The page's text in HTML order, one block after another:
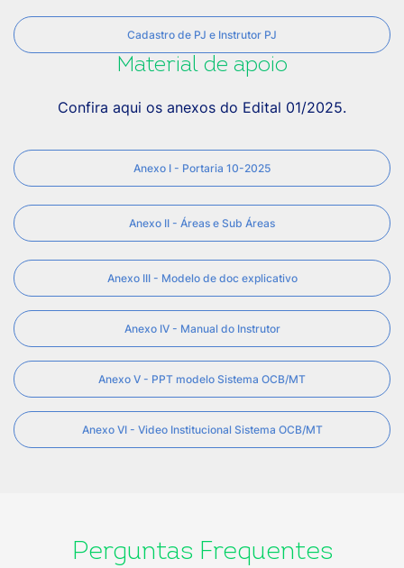
Cadastro de PJ e Instrutor PJ
Material de apoio
Confira aqui os anexos do Edital 01/2025.
Anexo I - Portaria 10-2025
Anexo II - Áreas e Sub Áreas
Anexo III - Modelo de doc explicativo
Anexo IV - Manual do Instrutor
Anexo V - PPT modelo Sistema OCB/MT
Anexo VI - Video Institucional Sistema OCB/MT
Perguntas Frequentes